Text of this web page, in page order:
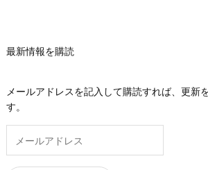
最新情報を購読
メールアドレスを記入して購読すれば、更新
す。